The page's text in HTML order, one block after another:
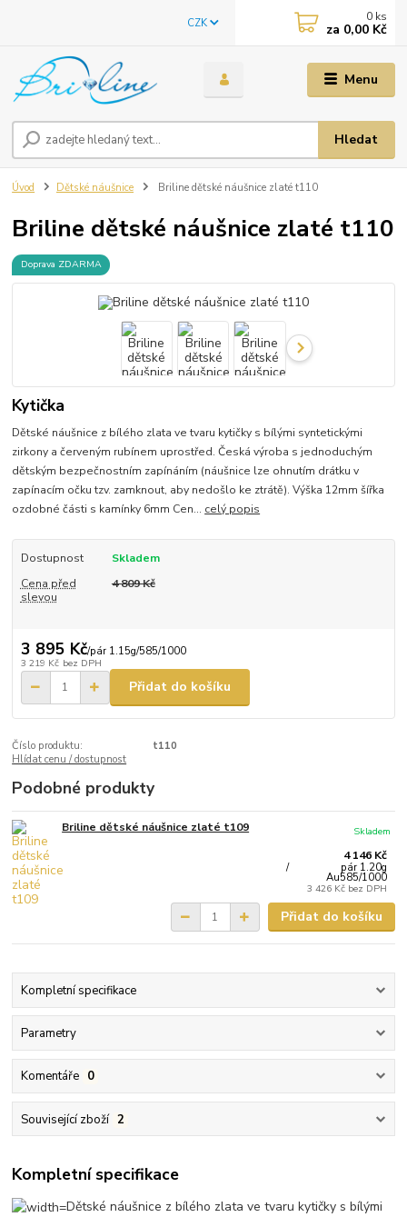
Menu
CZK
Hledat
0 ks
za 0,00 Kč
Úvod Dětské náušnice Briline dětské náušnice zlaté t110
Briline dětské náušnice zlaté t110
Doprava ZDARMA
Kytička
Dětské náušnice z bílého zlata ve tvaru kytičky s bílými syntetickými
zirkony a červeným rubínem uprostřed. Česká výroba s jednoduchým
dětským bezpečnostním zapínáním (náušnice lze ohnutím drátku v
zapínacím očku tzv. zamknout, aby nedošlo ke ztrátě). Výška 12mm šířka
ozdobné části s kamínky 6mm Cen... celý popis
Dostupnost
Skladem
Cena před
slevou
4 809 Kč
3 895 Kč/pár 1.15g/585/1000
3 219 Kč bez DPH
Přidat do košíku
Číslo produktu:
t110
Hlídat cenu / dostupnost
Podobné produkty
Briline dětské náušnice zlaté t109
4 146 Kč
/ pár 1.20g
Au585/1000
3 426 Kč bez DPH
Skladem
Přidat do košíku
Kompletní specifikace
Parametry
Komentáře 0
Související zboží 2
Kompletní specifikace
Dětské náušnice z bílého zlata ve tvaru kytičky s bílými